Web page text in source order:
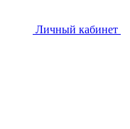
Личный кабинет